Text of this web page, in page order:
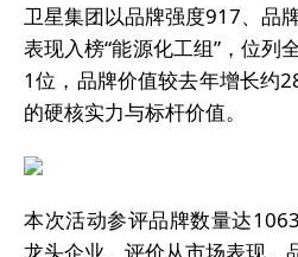
卫星集团以品牌强度917、品
表现入榜“能源化工组”，位列
1位，品牌价值较去年增长约
的硬核实力与标杆价值。
本次活动参评品牌数量达